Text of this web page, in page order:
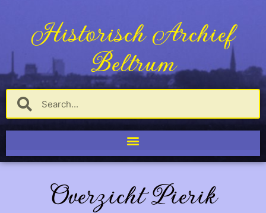
Historisch Archief
Beltrum
Overzicht Pierik